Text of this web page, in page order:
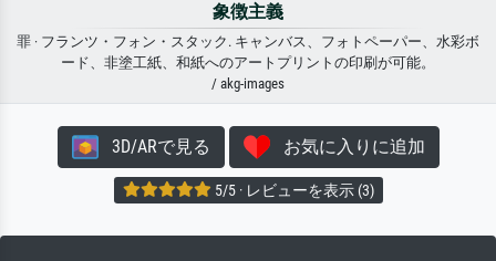
象徴主義
罪 · フランツ・フォン・スタック. キャンバス、フォトペーパー、水彩ボ
ード、非塗工紙、和紙へのアートプリントの印刷が可能。
/ akg-images
3D/ARで見る お気に入りに追加
5/5 · レビューを表示 (3)